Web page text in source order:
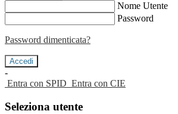
Nome Utente
Password
Password dimenticata?
-
Entra con SPID Entra con CIE
Seleziona utente